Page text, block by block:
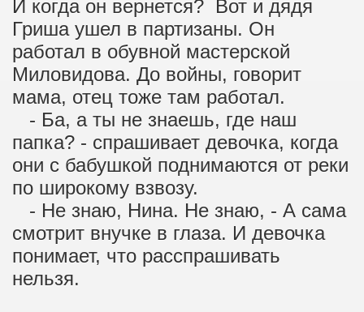
И когда он вернется? Вот и дядя
Гриша ушел в партизаны. Он
работал в обувной мастерской
Миловидова. До войны, говорит
мама, отец тоже там работал.
- Ба, а ты не знаешь, где наш
папка? - спрашивает девочка, когда
они с бабушкой поднимаются от реки
по широкому взвозу.
- Не знаю, Нина. Не знаю, - А сама
смотрит внучке в глаза. И девочка
понимает, что расспрашивать
нельзя.